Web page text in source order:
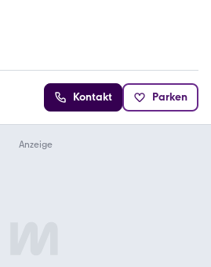
Kontakt Parken